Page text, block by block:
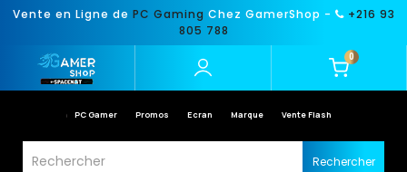
Vente en Ligne de PC Gaming Chez GamerShop -
+216 93
805 788
0
PC Gamer Promos Ecran Marque Vente Flash
Rechercher